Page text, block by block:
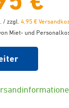
/ zzgl. 4,95 €
Miet- und